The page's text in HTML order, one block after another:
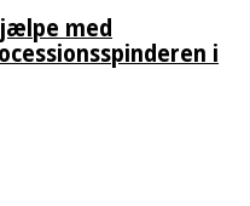
med
i